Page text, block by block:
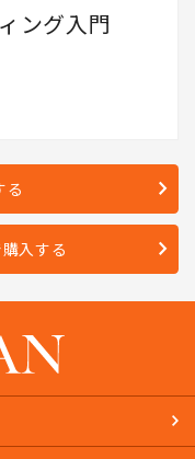
ング入門
る
入する